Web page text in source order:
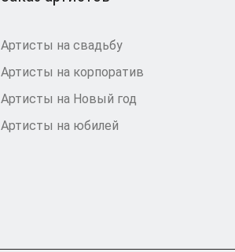
Артисты на свадьбу
Артисты на корпоратив
Артисты на Новый год
Артисты на юбилей